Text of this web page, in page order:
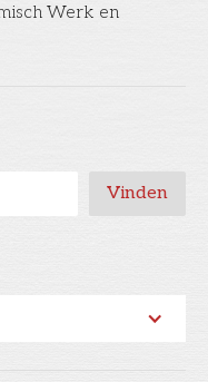
Werk en